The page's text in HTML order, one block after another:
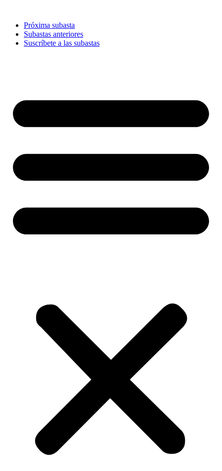
contenidoPróxima subasta
Subastas anteriores
Suscríbete a las subastas